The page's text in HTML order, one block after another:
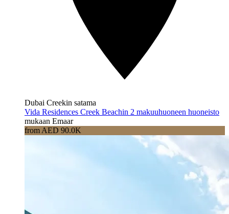
Dubai Creekin satama
Vida Residences Creek Beachin 2 makuuhuoneen huoneisto
mukaan Emaar
from AED 90.0K